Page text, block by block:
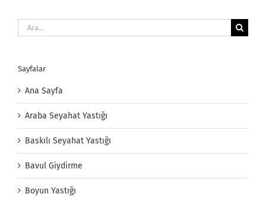
Ara:
Sayfalar
Ana Sayfa
Araba Seyahat Yastığı
Baskılı Seyahat Yastığı
Bavul Giydirme
Boyun Yastığı